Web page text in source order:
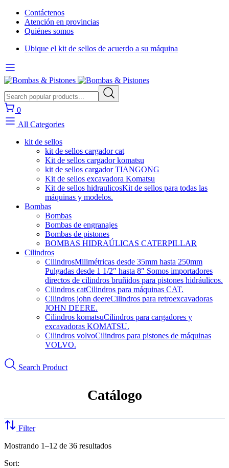
Contáctenos
Atención en provincias
Quiénes somos
Ubique el kit de sellos de acuerdo a su máquina
0
All Categories
kit de sellos
kit de sellos cargador cat
Kit de sellos cargador komatsu
kit de sellos cargador TIANGONG
Kit de sellos excavadora Komatsu
Kit de sellos hidraulicosKit de sellos para todas las
máquinas y modelos.
Bombas
Bombas
Bombas de engranajes
Bombas de pistones
BOMBAS HIDRAÚLICAS CATERPILLAR
Cilindros
CilindrosMilimétricas desde 35mm hasta 250mm
Pulgadas desde 1 1/2″ hasta 8″ Somos importadores
directos de cilindros bruñidos para pistones hidráulicos.
Cilindros catCilindros para máquinas CAT.
Cilindros john deereCilindros para retroexcavadoras
JOHN DEERE.
Cilindros komatsuCilindros para cargadores y
excavadoras KOMATSU.
Cilindros volvoCilindros para pistones de máquinas
VOLVO.
Search Product
Catálogo
Filter
Mostrando 1–12 de 36 resultados
Sort: